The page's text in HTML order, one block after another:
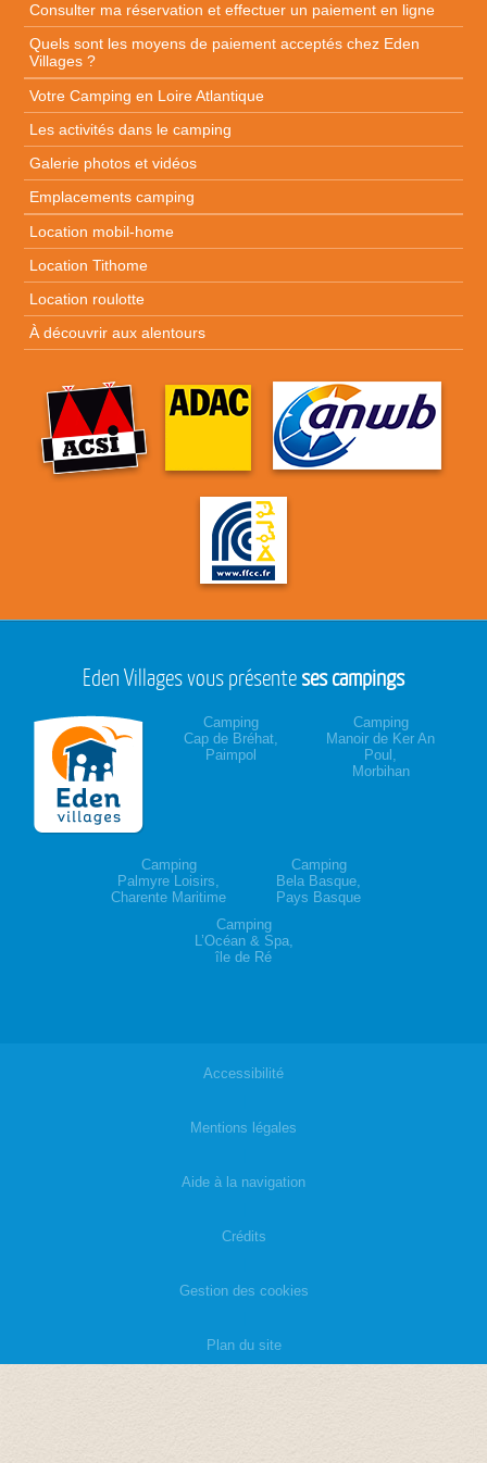
Consulter ma réservation et effectuer un paiement en ligne
Quels sont les moyens de paiement acceptés chez Eden
Villages ?
Votre Camping en Loire Atlantique
Les activités dans le camping
Galerie photos et vidéos
Emplacements camping
Location mobil-home
Location Tithome
Location roulotte
À découvrir aux alentours
Eden Villages vous présenteses campings
Camping
Cap de Bréhat,
Paimpol
Camping
Manoir de Ker An
Poul,
Morbihan
Camping
Palmyre Loisirs,
Charente Maritime
Camping
Bela Basque,
Pays Basque
Camping
L’Océan & Spa,
île de Ré
Accessibilité
Mentions légales
Aide à la navigation
Crédits
Gestion des cookies
Plan du site